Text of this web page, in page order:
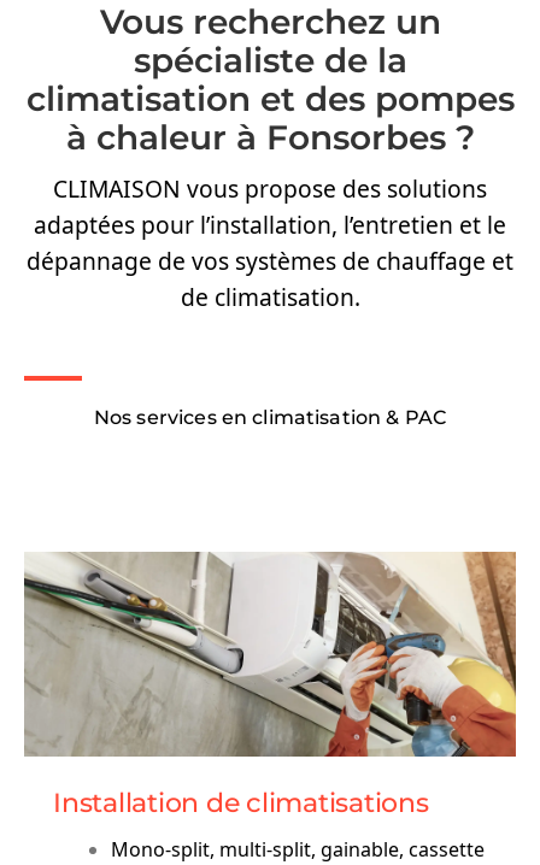
Vous recherchez un
spécialiste de la
climatisation et des pompes
à chaleur à Fonsorbes ?
CLIMAISON vous propose des solutions
adaptées pour l’installation, l’entretien et le
dépannage de vos systèmes de chauffage et
de climatisation.
Nos services en climatisation & PAC
Installation de climatisations
Mono-split, multi-split, gainable, cassette